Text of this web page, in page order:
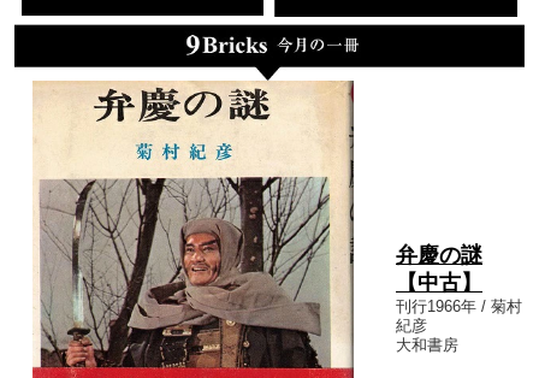
弁慶の謎
【中古】
刊行1966年 / 菊村
紀彦
大和書房